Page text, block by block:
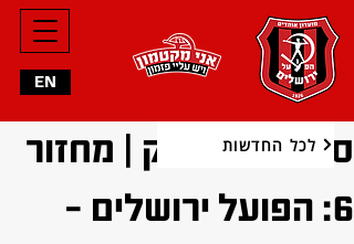
EN
סיכום המשחק | מחזור
6: הפועל ירושלים -
לכל החדשות